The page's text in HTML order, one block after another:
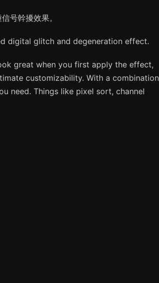
号幹擾效果。
digital glitch and degeneration effect.
great when you first apply the effect,
customizability. With a combination
need. Things like pixel sort, channel